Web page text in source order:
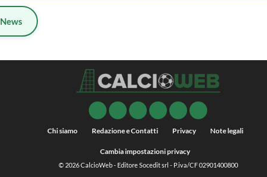
News
Chi siamo Redazione e Contatti Privacy Note legali
Cambia impostazioni privacy
© 2026CalcioWeb- Editore Socedit srl - P.iva/CF 02901400800